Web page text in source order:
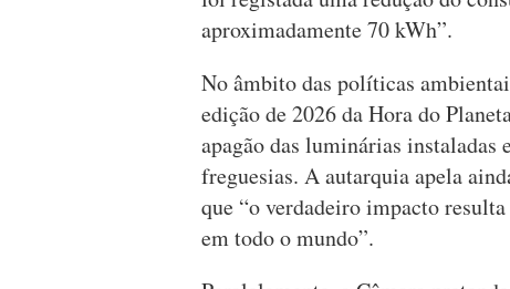
aproximadamente 70 kWh”.
No âmbito das políticas
edição de 2026 da Hora do
apagão das luminárias instaladas
freguesias. A autarquia apela
que “o verdadeiro impacto
em todo o mundo”.